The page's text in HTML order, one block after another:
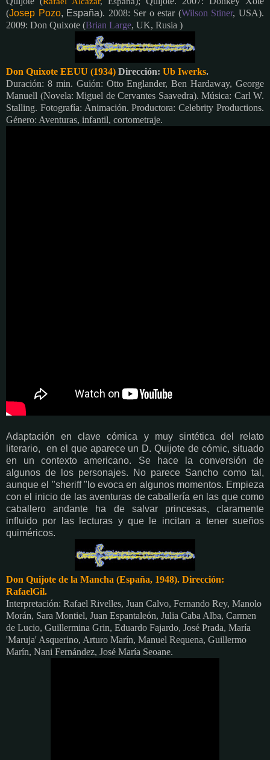
(Josep Pozo, España). 2008: Ser o estar (Wilson Stiner, USA).
2009: Don Quixote (Brian Large, UK, Rusia )
Don Quixote EEUU (1934) Dirección: Ub Iwerks.
Duración: 8 min. Guión: Otto Englander, Ben Hardaway, George
Manuell (Novela: Miguel de Cervantes Saavedra). Música: Carl W.
Stalling. Fotografía: Animación. Productora: Celebrity Productions.
Género: Aventuras, infantil, cortometraje.
Adaptación en clave cómica y muy sintética del relato
literario, en el que aparece un D. Quijote de cómic, situado
en un contexto americano. Se hace la conversión de
algunos de los personajes. No parece Sancho como tal,
aunque el "sheriff "lo evoca en algunos momentos. Empieza
con el inicio de las aventuras de caballería en las que como
caballero andante ha de salvar princesas, claramente
influido por las lecturas y que le incitan a tener sueños
quiméricos.
Don Quijote de la Mancha (España, 1948). Dirección:
RafaelGil.
Interpretación: Rafael Rivelles, Juan Calvo, Fernando Rey, Manolo
Morán, Sara Montiel, Juan Espantaleón, Julia Caba Alba, Carmen
de Lucio, Guillermina Grin, Eduardo Fajardo, José Prada, María
'Maruja' Asquerino, Arturo Marín, Manuel Requena, Guillermo
Marín, Nani Fernández, José María Seoane.